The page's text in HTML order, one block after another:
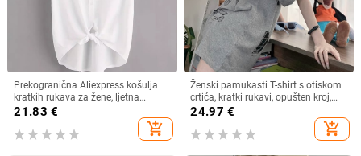
Prekogranična Aliexpress košulja
kratkih rukava za žene, ljetna
lagana, čista boja, svestrana,
21.83 €
add_shopping_cart
Ženski pamukasti T-shirt s otiskom
crtića, kratki rukavi, opušten kroj,
srednja duljina
24.97 €
add_shopping_cart